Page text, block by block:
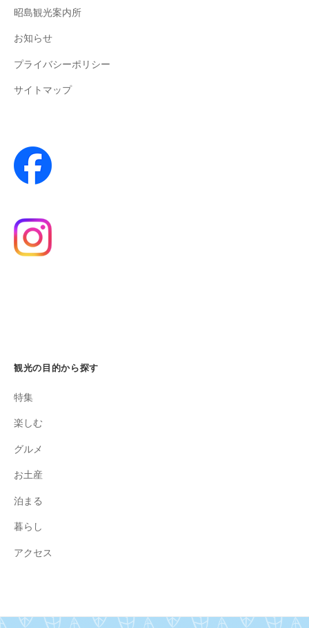
昭島観光案内所
お知らせ
プライバシーポリシー
サイトマップ
観光の目的から探す
特集
楽しむ
グルメ
お土産
泊まる
暮らし
アクセス